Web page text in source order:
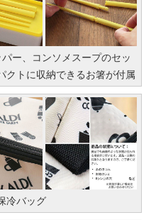
ー、コンソメスープのセッ
クトに収納できるお箸が付属
冷バッグ